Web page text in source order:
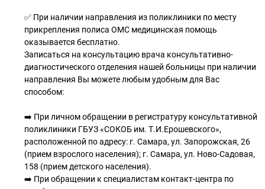
✅ При наличии направления из поликлиники по месту
прикрепления полиса ОМС медицинская помощь
оказывается бесплатно.
Записаться на консультацию врача консультативно-
диагностического отделения нашей больницы при наличии
направления Вы можете любым удобным для Вас
способом:
➡️ При личном обращении в регистратуру консультативной
поликлиники ГБУЗ «СОКОБ им. Т.И.Ерошевского»,
расположенной по адресу: г. Самара, ул. Запорожская, 26
(прием взрослого населения); г. Самара, ул. Ново-Садовая,
158 (прием детского населения).
➡️ При обращении к специалистам контакт-центра по